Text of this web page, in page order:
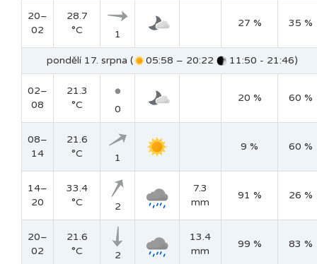
20–
02
28.7
°C
1
27 % 35 %
pondělí 17. srpna ( 05:58 – 20:22 11:50 - 21:46)
02–
08
21.3
°C
0
20 % 60 %
08–
14
21.6
°C
1
9 % 60 %
14–
20
33.4
°C
2
7.3
mm
91 % 26 %
20–
02
21.6
°C
2
13.4
mm
99 % 83 %